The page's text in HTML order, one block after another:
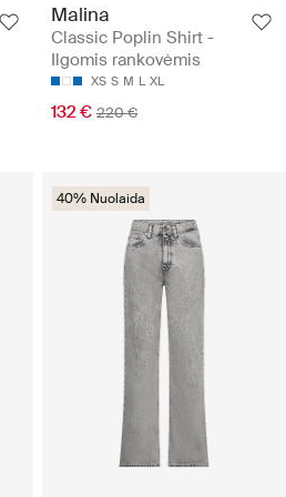
Malina
Classic Poplin Shirt -
Ilgomis rankovėmis
XS S M L XL
132 € 220 €
40% Nuolaida